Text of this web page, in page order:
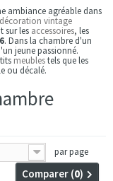
ambiance agréable dans
décoration vintage
sur les accessoires, les
. Dans la chambre d'un
jeune passionné.
meublestels que les
ou décalé.
par page
Comparer (0)